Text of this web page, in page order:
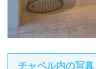
チャペル内の写真